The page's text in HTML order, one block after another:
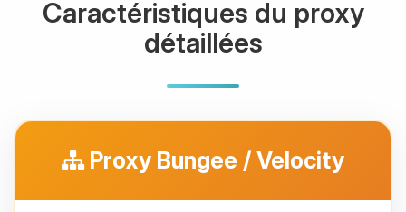
Caractéristiques du proxy
détaillées
Proxy Bungee / Velocity